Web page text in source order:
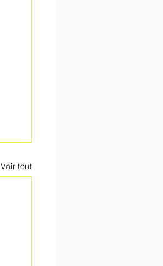
Voir tout